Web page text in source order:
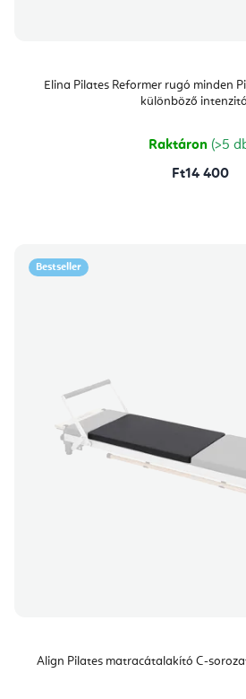
Elina Pilates Reformer rugó minden
különböző
Raktáron (>5
Ft14 400
Bestseller
Align Pilates matracátalakító C-